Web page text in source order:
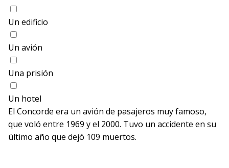
Un edificio
Un avión
Una prisión
Un hotel
El Concorde era un avión de pasajeros muy famoso,
que voló entre 1969 y el 2000. Tuvo un accidente en su
último año que dejó 109 muertos.